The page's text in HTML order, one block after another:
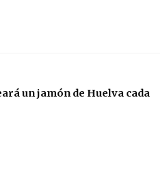
un jamón de Huelva cada